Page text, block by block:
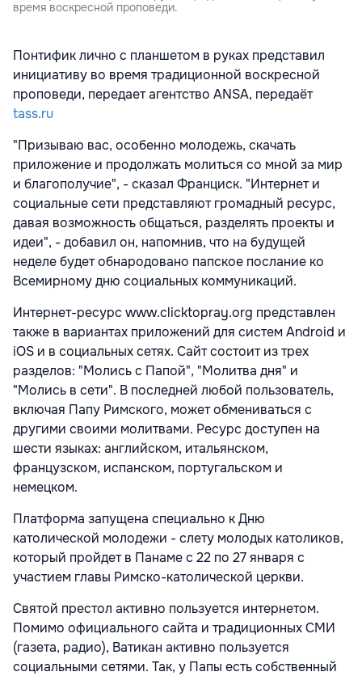
время воскресной проповеди.
Понтифик лично с планшетом в руках представил
инициативу во время традиционной воскресной
проповеди, передает агентство ANSA, передаёт
tass.ru
"Призываю вас, особенно молодежь, скачать
приложение и продолжать молиться со мной за мир
и благополучие", - сказал Франциск. "Интернет и
социальные сети представляют громадный ресурс,
давая возможность общаться, разделять проекты и
идеи", - добавил он, напомнив, что на будущей
неделе будет обнародовано папское послание ко
Всемирному дню социальных коммуникаций.
Интернет-ресурс www.clicktopray.org представлен
также в вариантах приложений для систем Android и
iOS и в социальных сетях. Сайт состоит из трех
разделов: "Молись с Папой", "Молитва дня" и
"Молись в сети". В последней любой пользователь,
включая Папу Римского, может обмениваться с
другими своими молитвами. Ресурс доступен на
шести языках: английском, итальянском,
французском, испанском, португальском и
немецком.
Платформа запущена специально к Дню
католической молодежи - слету молодых католиков,
который пройдет в Панаме с 22 по 27 января с
участием главы Римско-католической церкви.
Святой престол активно пользуется интернетом.
Помимо официального сайта и традиционных СМИ
(газета, радио), Ватикан активно пользуется
социальными сетями. Так, у Папы есть собственный